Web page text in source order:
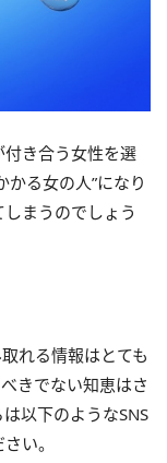
き合う女性を選
かる女の人”になり
まうのでしょう
れる情報はとても
きでない知恵はさ
以下のようなSNS
い。